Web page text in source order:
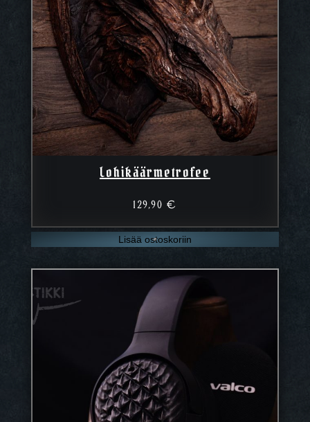
Lohikäärmetrofee
129,90 €
Lisää ostoskoriin